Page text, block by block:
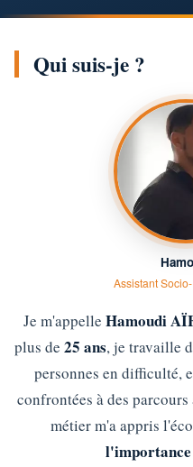
Qui suis-je ?
Assistant
Je m'appelle Hamoudi
plus de 25 ans, je travaille
personnes en difficulté,
confrontées à des
métier m'a appris
l'importance